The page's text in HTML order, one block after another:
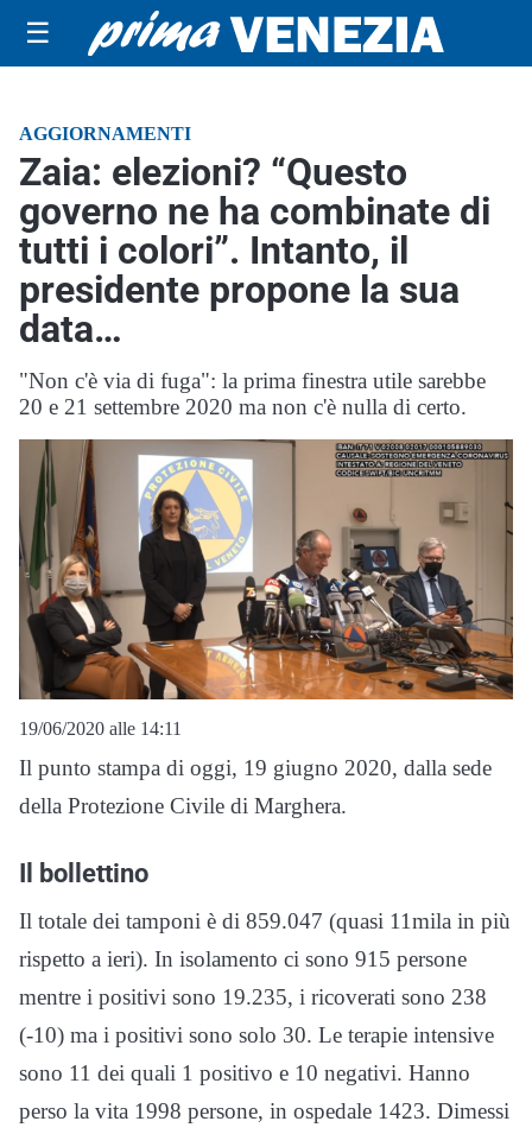
☰
AGGIORNAMENTI
Zaia: elezioni? “Questo
governo ne ha combinate di
tutti i colori”. Intanto, il
presidente propone la sua
data…
"Non c'è via di fuga": la prima finestra utile sarebbe
20 e 21 settembre 2020 ma non c'è nulla di certo.
19/06/2020 alle 14:11
Il punto stampa di oggi, 19 giugno 2020, dalla sede
della Protezione Civile di Marghera.
Il bollettino
Il totale dei tamponi è di 859.047 (quasi 11mila in più
rispetto a ieri). In isolamento ci sono 915 persone
mentre i positivi sono 19.235, i ricoverati sono 238
(-10) ma i positivi sono solo 30. Le terapie intensive
sono 11 dei quali 1 positivo e 10 negativi. Hanno
perso la vita 1998 persone, in ospedale 1423. Dimessi